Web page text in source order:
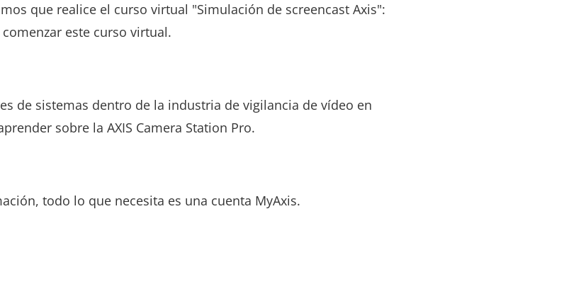
que realice el curso virtual "Simulación de screencast Axis":
este curso virtual.
de sistemas dentro de la industria de vigilancia de vídeo en
sobre la AXIS Camera Station Pro.
todo lo que necesita es una cuenta MyAxis.